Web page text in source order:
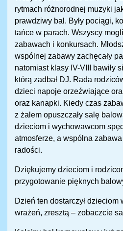
rytmach różnorodnej muzyki
prawdziwy bal. Były pociągi,
tańce w parach. Wszyscy
zabawach i konkursach.
wspólnej zabawy zachęcały
natomiast klasy IV-VIII bawiły
którą zadbał DJ. Rada
dzieci napoje orzeźwiające
oraz kanapki. Kiedy czas
z żalem opuszczały salę
dzieciom i wychowawcom
atmosferze, a wspólna
radości.
Dziękujemy dzieciom i
przygotowanie pięknych
Dzień ten dostarczył dzieciom
wrażeń, zresztą – zobaczcie